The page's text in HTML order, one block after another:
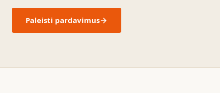
Paleisti pardavimus